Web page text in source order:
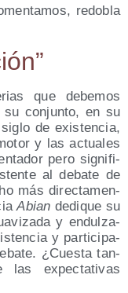
redo­bla
que debe­mos
su con­jun­to, en su
de exis­ten­cia,
y las actua­les
pero sig­ni­fi­
al deba­te de
más direc­ta­men­
Abian dedi­que su
y endul­za­
y par­ti­ci­pa­
¿Cues­ta tan­
las expec­ta­ti­vas